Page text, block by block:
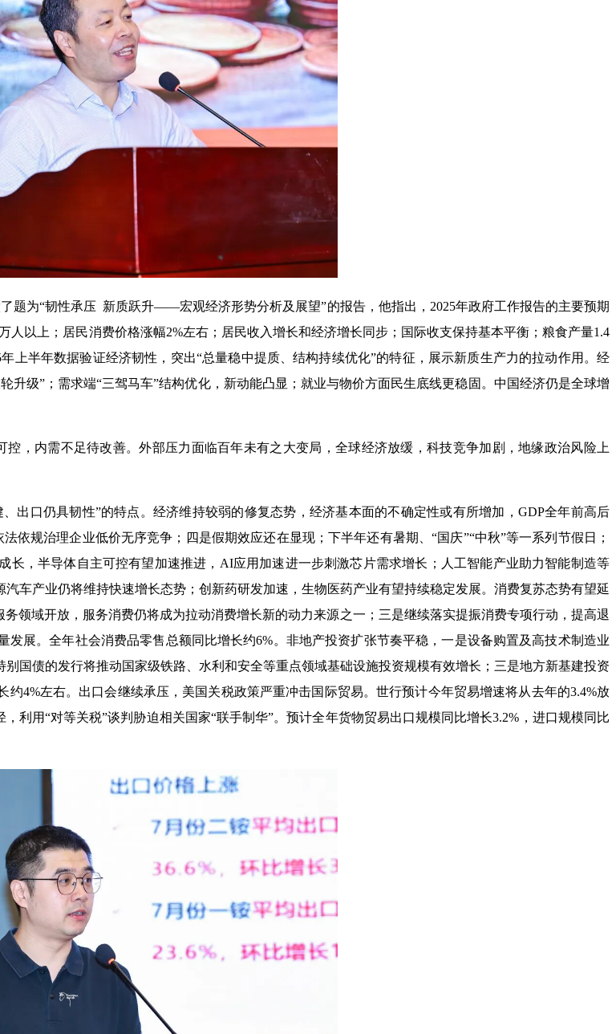
题为“韧性承压 新质跃升——宏观经济形势分析及展望”的报告，他指出，2025年政府工作报告的主要预期
人以上；居民消费价格涨幅2%左右；居民收入增长和经济增长同步；国际收支保持基本平衡；粮食产量1.4
上半年数据验证经济韧性，突出“总量稳中提质、结构持续优化”的特征，展示新质生产力的拉动作用。经
级”；需求端“三驾马车”结构优化，新动能凸显；就业与物价方面民生底线更稳固。中国经济仍是全球增
，内需不足待改善。外部压力面临百年未有之大变局，全球经济放缓，科技竞争加剧，地缘政治风险上
出口仍具韧性”的特点。经济维持较弱的修复态势，经济基本面的不确定性或有所增加，GDP全年前高后
规治理企业低价无序竞争；四是假期效应还在显现；下半年还有暑期、“国庆”“中秋”等一系列节假日；
长，半导体自主可控有望加速推进，AI应用加速进一步刺激芯片需求增长；人工智能产业助力智能制造等
车产业仍将维持快速增长态势；创新药研发加速，生物医药产业有望持续稳定发展。消费复苏态势有望延
领域开放，服务消费仍将成为拉动消费增长新的动力来源之一；三是继续落实提振消费专项行动，提高退
展。全年社会消费品零售总额同比增长约6%。非地产投资扩张节奏平稳，一是设备购置及高技术制造业
国债的发行将推动国家级铁路、水利和安全等重点领域基础设施投资规模有效增长；三是地方新基建投资
4%左右。出口会继续承压，美国关税政策严重冲击国际贸易。世行预计今年贸易增速将从去年的3.4%放
利用“对等关税”谈判胁迫相关国家“联手制华”。预计全年货物贸易出口规模同比增长3.2%，进口规模同比